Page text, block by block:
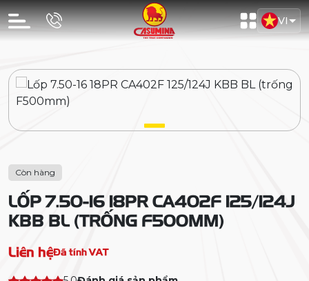
VI
Còn hàng
LỐP 7.50-16 18PR CA402F 125/124J
KBB BL (TRỐNG F500MM)
Liên hệĐã tính VAT